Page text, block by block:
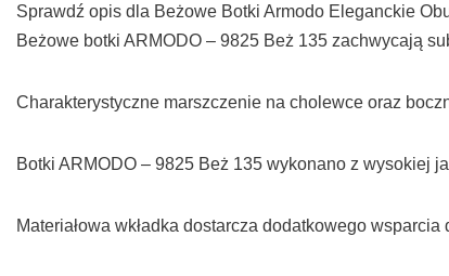
Sprawdź opis dla Beżowe Botki Armodo Eleganckie
Beżowe botki ARMODO – 9825 Beż 135 zachwycają
Charakterystyczne marszczenie na cholewce oraz
Botki ARMODO – 9825 Beż 135 wykonano z wysokiej
Materiałowa wkładka dostarcza dodatkowego